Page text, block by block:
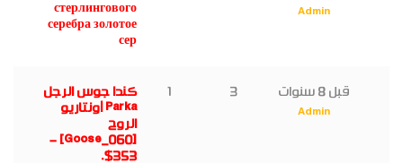
стерлингового
серебра золотое
сер
Admin
كندا جوس الرجل
Parka أونتاريو
الروح
[Goose_060] –
$353.
1 3 قبل 8 سنوات
Admin